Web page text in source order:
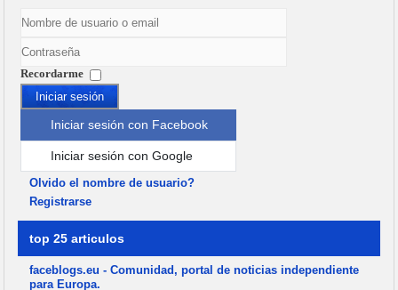
Recordarme
Iniciar sesión
Iniciar sesión con Facebook
Iniciar sesión con Google
Olvido el nombre de usuario?
Registrarse
top 25 articulos
faceblogs.eu - Comunidad, portal de noticias independiente
para Europa.